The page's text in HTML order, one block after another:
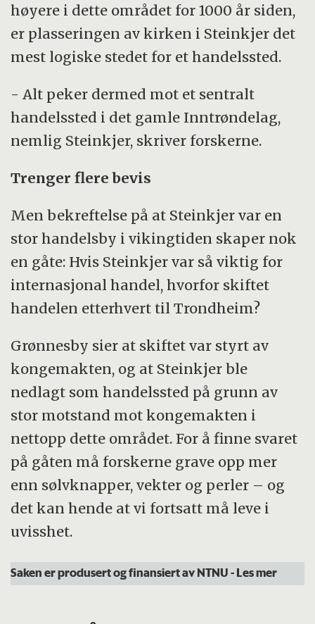
høyere i dette området for 1000 år siden,
er plasseringen av kirken i Steinkjer det
mest logiske stedet for et handelssted.
- Alt peker dermed mot et sentralt
handelssted i det gamle Inntrøndelag,
nemlig Steinkjer, skriver forskerne.
Trenger flere bevis
Men bekreftelse på at Steinkjer var en
stor handelsby i vikingtiden skaper nok
en gåte: Hvis Steinkjer var så viktig for
internasjonal handel, hvorfor skiftet
handelen etterhvert til Trondheim?
Grønnesby sier at skiftet var styrt av
kongemakten, og at Steinkjer ble
nedlagt som handelssted på grunn av
stor motstand mot kongemakten i
nettopp dette området. For å finne svaret
på gåten må forskerne grave opp mer
enn sølvknapper, vekter og perler – og
det kan hende at vi fortsatt må leve i
uvisshet.
Saken er produsert og finansiert av NTNU- Les mer